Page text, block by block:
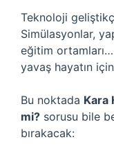
Teknoloji
Simülasyonlar,
eğitim
yavaş hayatın
Bu noktada Kara
mi? sorusu bile
bırakacak: